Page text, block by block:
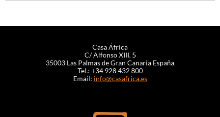
Casa África
C/ Alfonso XIII, 5
35003 Las Palmas de Gran Canaria España
Tel.: +34 928 432 800
Email: info@casafrica.es